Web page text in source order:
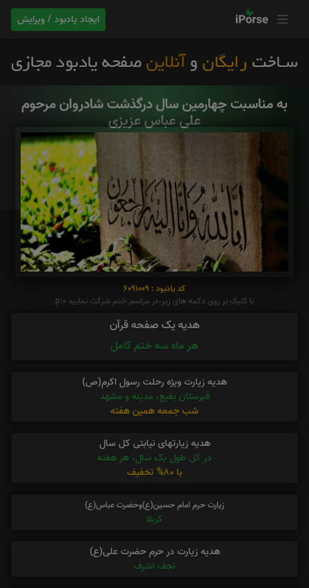
ایجاد یادبود / ویرایش
به مناسبت چهارمین سال درگذشت شادروان مرحوم
علی عباس عزیزی
کد یادبود : 6091009
با کلیک بر روی دکمه های زیر،در مراسم ختم شرکت نمایید p:0
هدیه یک صفحه قرآن
هر ماه سه ختم کامل
هدیه زیارت ویژه رحلت رسول اکرم(ص)
قبرستان بقیع، مدینه و مشهد
شب جمعه همین هفته
هدیه زیارتهای نیابتی کل سال
در کل طول یک سال، هر هفته
با 80% تخفیف
زیارت حرم امام حسین(ع)وحضرت عباس(ع)
کربلا
هدیه زیارت در حرم حضرت علی(ع)
نجف اشرف